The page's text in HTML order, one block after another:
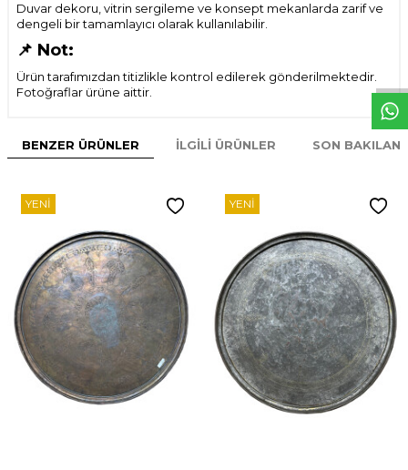
Duvar dekoru, vitrin sergileme ve konsept mekanlarda zarif ve
dengeli bir tamamlayıcı olarak kullanılabilir.
📌 Not:
Ürün tarafımızdan titizlikle kontrol edilerek gönderilmektedir.
Fotoğraflar ürüne aittir.
BENZER ÜRÜNLER İLGILI ÜRÜNLER SON
YENI YENI